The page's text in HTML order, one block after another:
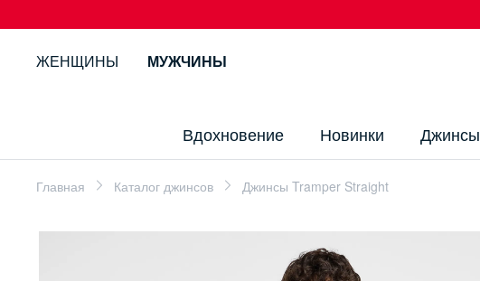
ЖЕНЩИНЫ МУЖЧИНЫ
Вдохновение Новинки Джинсы
Главная Каталог джинсов Джинсы Tramper Straight